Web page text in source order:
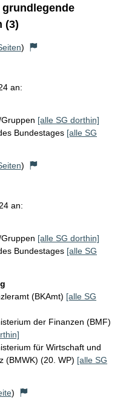
grundlegende
(3)
)
an:
[alle SG dorthin]
Bundestages [alle SG
)
an:
[alle SG dorthin]
Bundestages [alle SG
(BKAmt) [alle SG
der Finanzen (BMF)
für Wirtschaft und
(BMWK) (20. WP) [alle SG
)